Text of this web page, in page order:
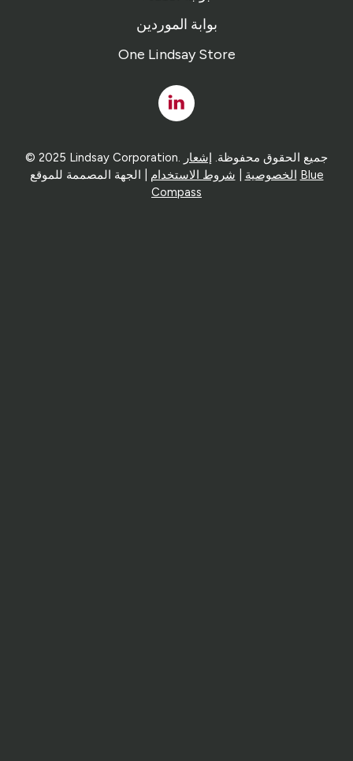
بوابة الموردين
One Lindsay Store
Linked
In
© 2025 Lindsay Corporation. جميع الحقوق محفوظة. إشعار
الخصوصية
شروط الاستخدام
Blue
Compass